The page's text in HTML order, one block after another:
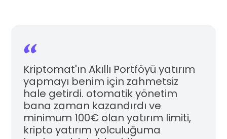
Kriptomat'ın Akıllı Portföyü yatırım
yapmayı benim için zahmetsiz
hale getirdi. otomatik yönetim
bana zaman kazandırdı ve
minimum 100€ olan yatırım limiti,
kripto yatırım yolculuğuma